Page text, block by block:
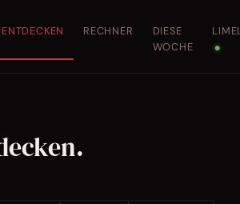
ENTDECKEN RECHNER
DIESE
WOCHE
●